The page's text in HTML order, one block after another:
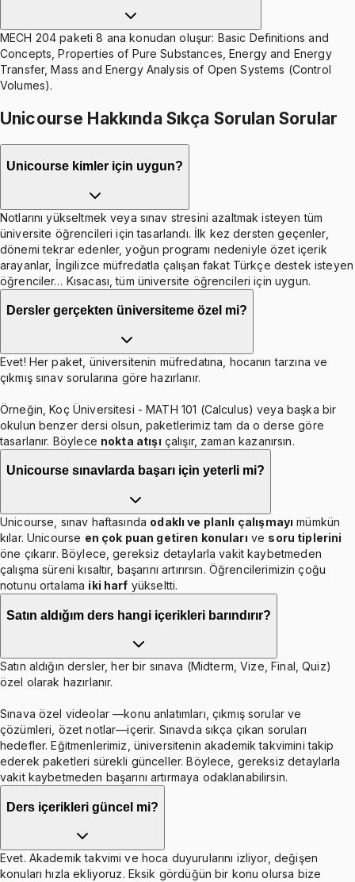
MECH 204 paketi 8 ana konudan oluşur: Basic Definitions and
Concepts, Properties of Pure Substances, Energy and Energy
Transfer, Mass and Energy Analysis of Open Systems (Control
Volumes).
Unicourse Hakkında Sıkça Sorulan Sorular
Unicourse kimler için uygun?
Notlarını yükseltmek veya sınav stresini azaltmak isteyen tüm
üniversite öğrencileri için tasarlandı. İlk kez dersten geçenler,
dönemi tekrar edenler, yoğun programı nedeniyle özet içerik
arayanlar, İngilizce müfredatla çalışan fakat Türkçe destek isteyen
öğrenciler… Kısacası, tüm üniversite öğrencileri için uygun.
Dersler gerçekten üniversiteme özel mi?
Evet! Her paket, üniversitenin müfredatına, hocanın tarzına ve
çıkmış sınav sorularına göre hazırlanır.
Örneğin, Koç Üniversitesi - MATH 101 (Calculus) veya başka bir
okulun benzer dersi olsun, paketlerimiz tam da o derse göre
tasarlanır. Böylece nokta atışı çalışır, zaman kazanırsın.
Unicourse sınavlarda başarı için yeterli mi?
Unicourse, sınav haftasında odaklı ve planlı çalışmayı mümkün
kılar. Unicourse en çok puan getiren konuları ve soru tiplerini
öne çıkarır. Böylece, gereksiz detaylarla vakit kaybetmeden
çalışma süreni kısaltır, başarını artırırsın. Öğrencilerimizin çoğu
notunu ortalama iki harf yükseltti.
Satın aldığım ders hangi içerikleri barındırır?
Satın aldığın dersler, her bir sınava (Midterm, Vize, Final, Quiz)
özel olarak hazırlanır.
Sınava özel videolar —konu anlatımları, çıkmış sorular ve
çözümleri, özet notlar—içerir. Sınavda sıkça çıkan soruları
hedefler. Eğitmenlerimiz, üniversitenin akademik takvimini takip
ederek paketleri sürekli günceller. Böylece, gereksiz detaylarla
vakit kaybetmeden başarını artırmaya odaklanabilirsin.
Ders içerikleri güncel mi?
Evet. Akademik takvimi ve hoca duyurularını izliyor, değişen
konuları hızla ekliyoruz. Eksik gördüğün bir konu olursa bize